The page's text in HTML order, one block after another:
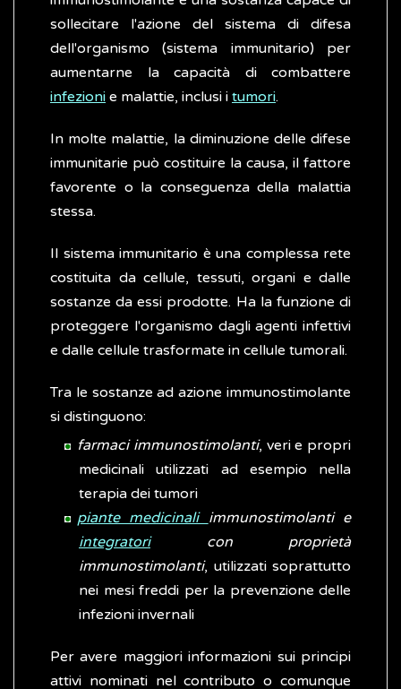
sollecitare l'azione del sistema di difesa
dell'organismo (sistema immunitario) per
aumentarne la capacità di combattere
infezioni e malattie, inclusi i tumori.
In molte malattie, la diminuzione delle difese
immunitarie può costituire la causa, il fattore
favorente o la conseguenza della malattia
stessa.
Il sistema immunitario è una complessa rete
costituita da cellule, tessuti, organi e dalle
sostanze da essi prodotte. Ha la funzione di
proteggere l'organismo dagli agenti infettivi
e dalle cellule trasformate in cellule tumorali.
Tra le sostanze ad azione immunostimolante
si distinguono:
farmaci immunostimolanti, veri e propri
medicinali utilizzati ad esempio nella
terapia dei tumori
piante medicinali immunostimolanti e
integratoricon proprietà
immunostimolanti, utilizzati soprattutto
nei mesi freddi per la prevenzione delle
infezioni invernali
Per avere maggiori informazioni sui principi
attivi nominati nel contributo o comunque